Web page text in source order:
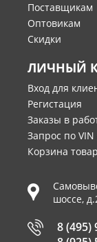
Поставщикам
Оптовикам
Скидки
ЛИЧНЫЙ
Вход для
Регистация
Заказы в
Запрос по VIN
Корзина
шоссе,
8 (495)